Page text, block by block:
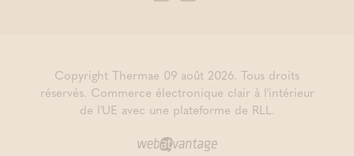
Copyright Thermae 09 août 2026. Tous droits
réservés. Commerce électronique clair à l'intérieur
de l'UE avec une plateforme de RLL.